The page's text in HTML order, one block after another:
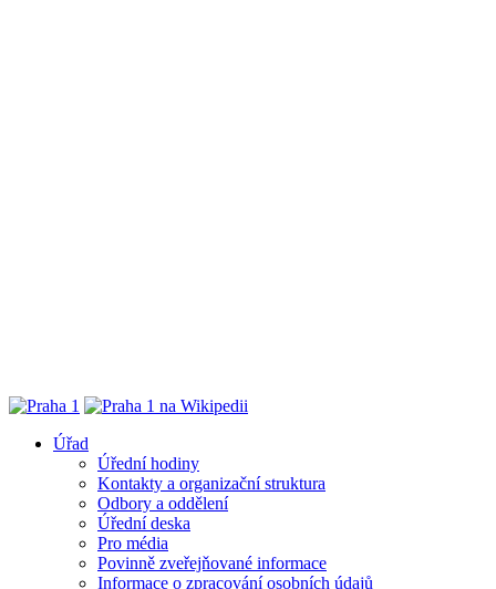
Úřad
Úřední hodiny
Kontakty a organizační struktura
Odbory a oddělení
Úřední deska
Pro média
Povinně zveřejňované informace
Informace o zpracování osobních údajů